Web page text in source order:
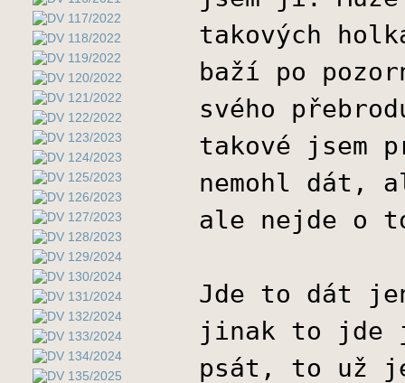
takových
baží po
svého
takové jsem
nemohl dát,
ale nejde o
Jde to dát
jinak to jde
psát, to už